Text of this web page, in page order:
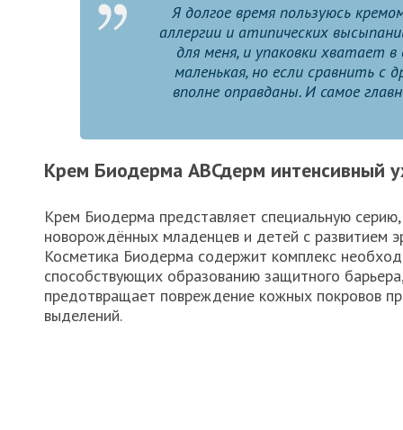
Я долгое время пользуюсь
аллергии и атипических
для меня, и упаковки хватает
маленькая, но если сравнить с
вполне оправданы. И самое
Крем Биодерма АВСдерм интенсивный
Крем Биодерма представляет специальную
новорождённых младенцев и детей с развитием
Косметика Биодерма содержит комплекс
способствующих образованию защитного
предотвращает повреждение кожных покровов
выделений.